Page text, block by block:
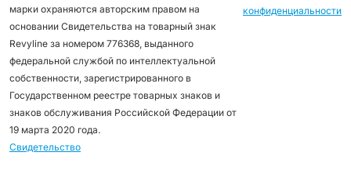
марки охраняются авторским правом на
основании Свидетельства на товарный знак
Revyline за номером 776368, выданного
федеральной службой по интеллектуальной
собственности, зарегистрированного в
Государственном реестре товарных знаков и
знаков обслуживания Российской Федерации от
19 марта 2020 года.
Свидетельство
конфиденциальности